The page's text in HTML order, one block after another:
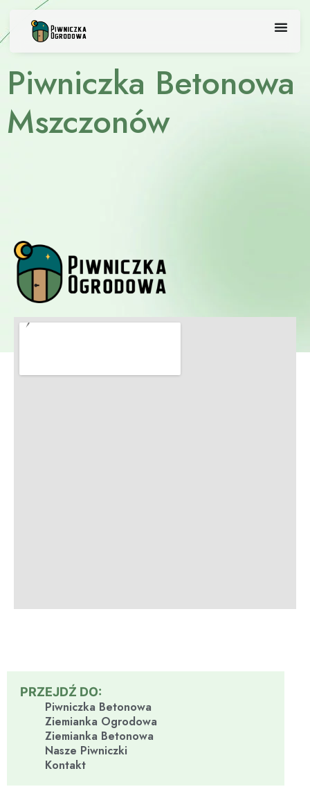
content
Piwniczka Betonowa
Mszczonów
PRZEJDŹ DO:
Piwniczka Betonowa
Ziemianka Ogrodowa
Ziemianka Betonowa
Nasze Piwniczki
Kontakt